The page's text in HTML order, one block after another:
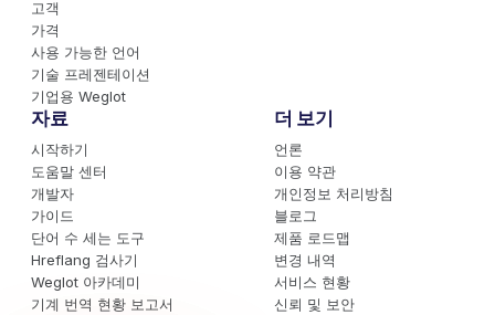
고객
가격
사용 가능한 언어
기술 프레젠테이션
기업용 Weglot
자료
시작하기
도움말 센터
개발자
가이드
단어 수 세는 도구
Hreflang 검사기
Weglot 아카데미
기계 번역 현황 보고서
더 보기
언론
이용 약관
개인정보 처리방침
블로그
제품 로드맵
변경 내역
서비스 현황
신뢰 및 보안